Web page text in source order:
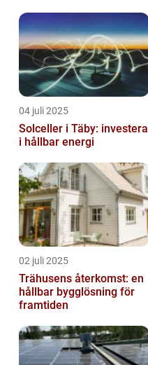
04 juli 2025
Solceller i Täby: investera
i hållbar energi
02 juli 2025
Trähusens återkomst: en
hållbar bygglösning för
framtiden